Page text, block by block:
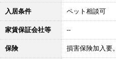
入居条件 ペット相談可
家賃保証会社等 --
保険 損害保険加入要。